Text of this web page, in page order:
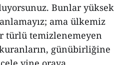
Bunlar yüksek
ama ülkemiz
türlü temizlenemeyen
günübirliğine